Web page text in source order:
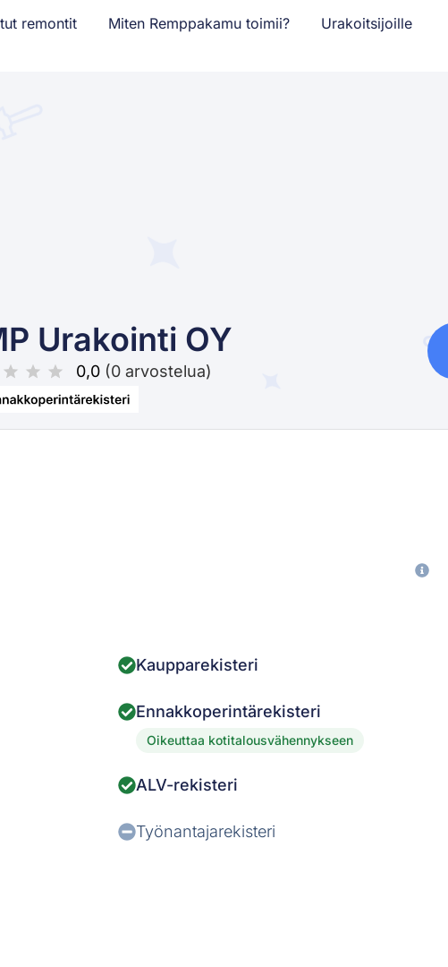
remontit Miten Remppakamu toimii? Urakoitsijoille
Urakointi OY
0,0 (0 arvostelua)
Kaupparekisteri
Ennakkoperintärekisteri
Oikeuttaa kotitalousvähennykseen
ALV-rekisteri
Työnantajarekisteri